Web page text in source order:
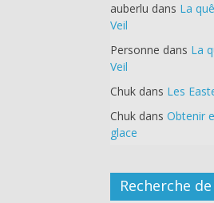
auberlu dans La
Veil
Personne dans La
Veil
Chuk dans Les
Chuk dans Obtenir
glace
Recherche